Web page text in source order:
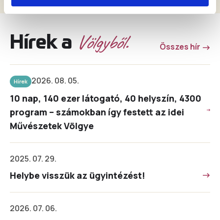
Hírek a Völgyből. Összes hír
Hírek 2026. 08. 05.
10 nap, 140 ezer látogató, 40 helyszín, 4300
program – számokban így festett az idei
Művészetek Völgye
2025. 07. 29.
Helybe visszük az ügyintézést!
2026. 07. 06.